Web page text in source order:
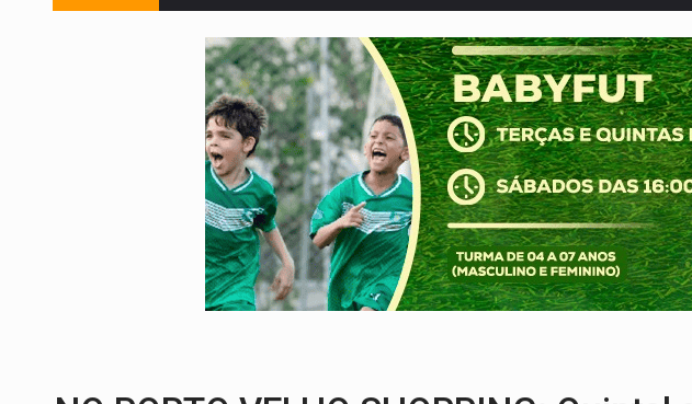
TRAGÉDIA:Sobe para cinco o número de mortos em colisão entre
TRANSPORTE DE ARROZ:MPF assegura cumprimento da
DEEPFAKE:Sancionada lei contra violência sexual infantil na
COLEGIADO:Brasil e Rússia discutem energia nuclear, defesa e
URGENTE:Colisão entre caminhão e carro deixa quatro mortos e
ENCONTRO:Amazônia Negra ganha projeção nacional com
PREVISÃO:Porto Velho tem chances de chuvas isoladas nesta